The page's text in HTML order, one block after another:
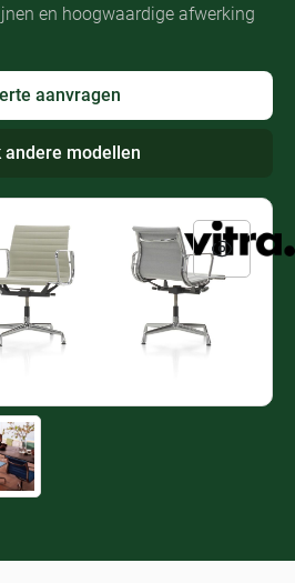
en hoogwaardige afwerking
aanvragen
andere modellen